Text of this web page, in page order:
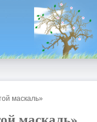
маскаль»